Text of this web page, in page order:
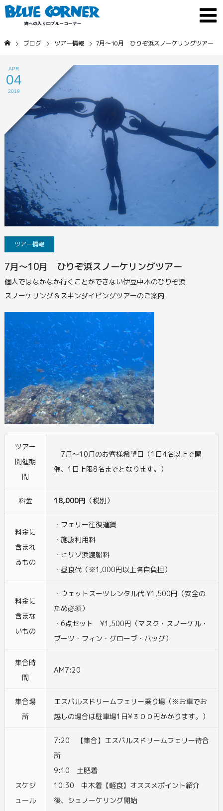
ブログ ツアー情報 7月～10月 ひりぞ浜スノーケリングツアー
APR
04
2019
ツアー情報
7月～10月 ひりぞ浜スノーケリングツアー
個人ではなかなか行くことができない伊豆中木のひりぞ浜
スノーケリング＆スキンダイビングツアーのご案内
ツアー
開催期
間
7月〜10月のお客様希望日（1日4名以上で開
催、1日上限8名までとなります。）
料金 18,000円 （税別）
料金に
含まれ
るもの
・フェリー往復運賃
・施設利用料
・ヒリゾ浜渡船料
・昼食代（※1,000円以上各自負担）
料金に
含まな
いもの
・ウェットスーツレンタル代 ¥1,500円（安全の
ため必須）
・6点セット ¥1,500円（マスク・スノーケル・
ブーツ・フィン・グローブ・バッグ）
集合時
間
AM7:20
集合場
所
エスパルスドリームフェリー乗り場（※お車でお
越しの場合は駐車場1日¥３００円かかります。）
スケジ
ュール
7:20 【集合】エスパルスドリームフェリー待合
所
9:10 土肥着
10:30 中木着【軽食】オススメポイント紹介
後、シュノーケリング開始